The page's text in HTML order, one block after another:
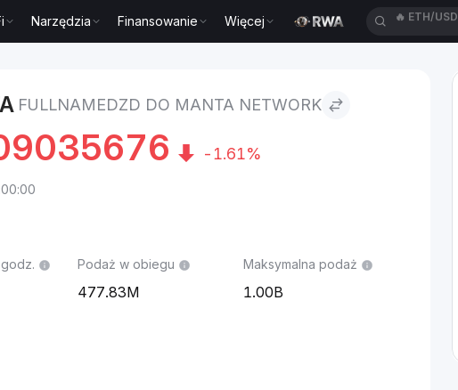
Narzędzia Finansowanie Więcej 🔥 HEIUSDT
FULLNAMEDZD DO MANTA NETWORK
-1.61%
Podaż w obiegu
477.83M
Maksymalna podaż
1.00B